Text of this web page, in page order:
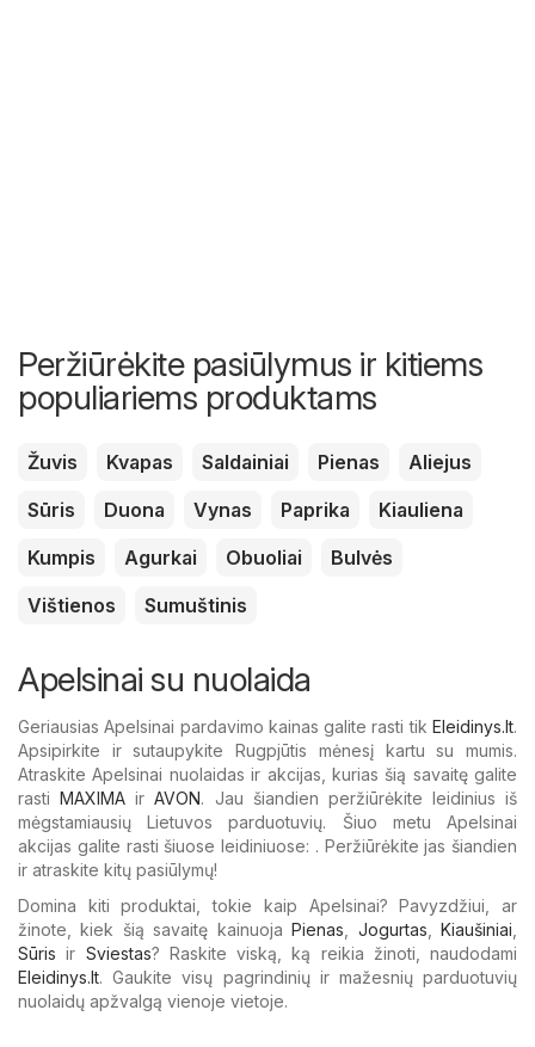
Peržiūrėkite pasiūlymus ir kitiems
populiariems produktams
Žuvis Kvapas Saldainiai Pienas
Aliejus
Sūris
Duona Vynas Paprika
Kiauliena
Kumpis
Agurkai Obuoliai
Bulvės
Vištienos
Sumuštinis
Apelsinai su nuolaida
Geriausias Apelsinai pardavimo kainas galite rasti tik Eleidinys.lt.
Apsipirkite ir sutaupykite Rugpjūtis mėnesį kartu su mumis.
Atraskite Apelsinai nuolaidas ir akcijas, kurias šią savaitę galite
rastiMAXIMA irAVON. Jau šiandien peržiūrėkite leidinius iš
mėgstamiausių Lietuvos parduotuvių. Šiuo metu Apelsinai
akcijas galite rasti šiuose leidiniuose: . Peržiūrėkite jas šiandien
ir atraskite kitų pasiūlymų!
Domina kiti produktai, tokie kaip Apelsinai? Pavyzdžiui, ar
žinote, kiek šią savaitę kainuojaPienas Jogurtas ,Kiaušiniai
Sūris ir Sviestas? Raskite viską, ką reikia žinoti, naudodami
Eleidinys.lt. Gaukite visų pagrindinių ir mažesnių parduotuvių
nuolaidų apžvalgą vienoje vietoje.